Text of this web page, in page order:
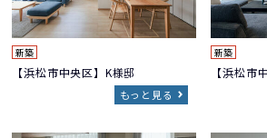
新築
【浜松市中央区】K様邸
もっと見る
新築
【浜松市